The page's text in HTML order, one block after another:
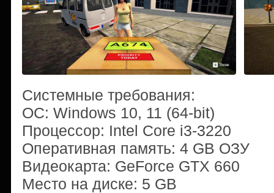
Системные требования:
ОС: Windows 10, 11 (64-bit)
Процессор: Intel Core i3-3220
Оперативная память: 4 GB ОЗУ
Видеокарта: GeForce GTX 660
Место на диске: 5 GB